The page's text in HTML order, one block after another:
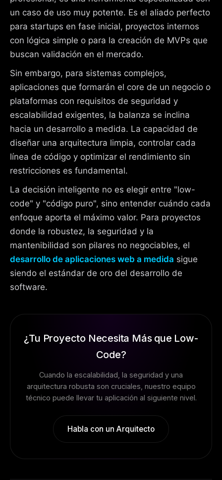
un caso de uso muy potente. Es el aliado perfecto
para startups en fase inicial, proyectos internos
con lógica simple o para la creación de MVPs que
buscan validación en el mercado.
Sin embargo, para sistemas complejos,
aplicaciones que formarán el core de un negocio o
plataformas con requisitos de seguridad y
escalabilidad exigentes, la balanza se inclina
hacia un desarrollo a medida. La capacidad de
diseñar una arquitectura limpia, controlar cada
línea de código y optimizar el rendimiento sin
restricciones es fundamental.
La decisión inteligente no es elegir entre "low-
code" y "código puro", sino entender cuándo cada
enfoque aporta el máximo valor. Para proyectos
donde la robustez, la seguridad y la
mantenibilidad son pilares no negociables, el
desarrollo de aplicaciones web a medida sigue
siendo el estándar de oro del desarrollo de
software.
¿Tu Proyecto Necesita Más que Low-
Code?
Cuando la escalabilidad, la seguridad y una
arquitectura robusta son cruciales, nuestro equipo
técnico puede llevar tu aplicación al siguiente nivel.
Habla con un Arquitecto